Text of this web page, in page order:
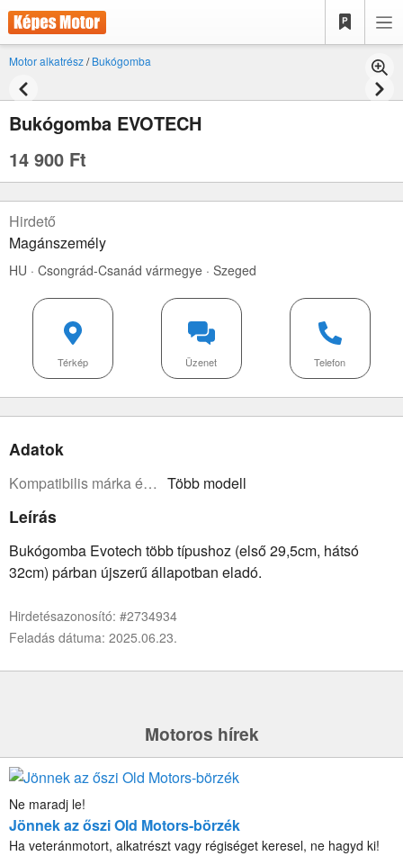
Motor alkatrész/Bukógomba
Bukógomba EVOTECH
14 900 Ft
Hirdető
Magánszemély
HU · Csongrád-Csanád vármegye · Szeged
Telefon
Üzenet
Térkép
Adatok
Kompatibilis márka és modell: Több modell
Leírás
Bukógomba Evotech több típushoz (első 29,5cm, hátsó
32cm) párban újszerű állapotban eladó.
Hirdetésazonosító: #2734934
Feladás dátuma: 2025.06.23.
Motoros hírek
Ne maradj le!
Jönnek az őszi Old Motors-börzék
Ha veteránmotort, alkatrészt vagy régiséget keresel, ne hagyd ki!